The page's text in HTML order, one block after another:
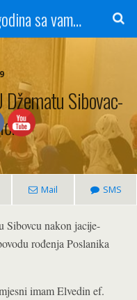
Radio Gradačac - 56 godina sa vama...
Sibovac-
Mail SMS
Sibovcu nakon jacije-
rođenja Poslanika
imam Elvedin ef.